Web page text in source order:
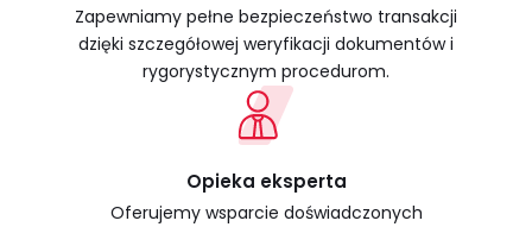
Zapewniamy pełne bezpieczeństwo transakcji
dzięki szczegółowej weryfikacji dokumentów i
rygorystycznym procedurom.
Opieka eksperta
Oferujemy wsparcie doświadczonych